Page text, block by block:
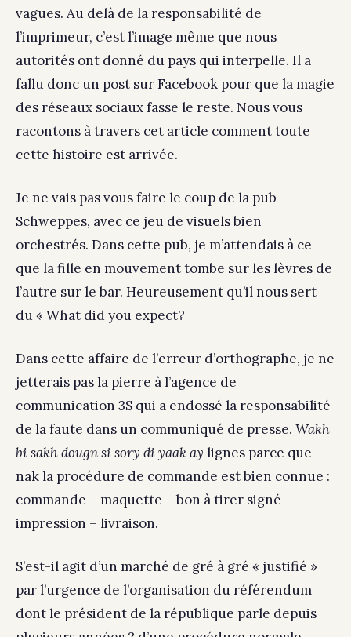
vagues. Au delà de la responsabilité de
l’imprimeur, c’est l’image même que nous
autorités ont donné du pays qui interpelle. Il a
fallu donc un post sur Facebook pour que la magie
des réseaux sociaux fasse le reste. Nous vous
racontons à travers cet article comment toute
cette histoire est arrivée.
Je ne vais pas vous faire le coup de la pub
Schweppes, avec ce jeu de visuels bien
orchestrés. Dans cette pub, je m’attendais à ce
que la fille en mouvement tombe sur les lèvres de
l’autre sur le bar. Heureusement qu’il nous sert
du « What did you expect?
Dans cette affaire de l’erreur d’orthographe, je ne
jetterais pas la pierre à l’agence de
communication 3S qui a endossé la responsabilité
de la faute dans un communiqué de presse. Wakh
bi sakh dougn si sory di yaak ay lignes parce que
nak la procédure de commande est bien connue :
commande – maquette – bon à tirer signé –
impression – livraison.
S’est-il agit d’un marché de gré à gré « justifié »
par l’urgence de l’organisation du référendum
dont le président de la république parle depuis